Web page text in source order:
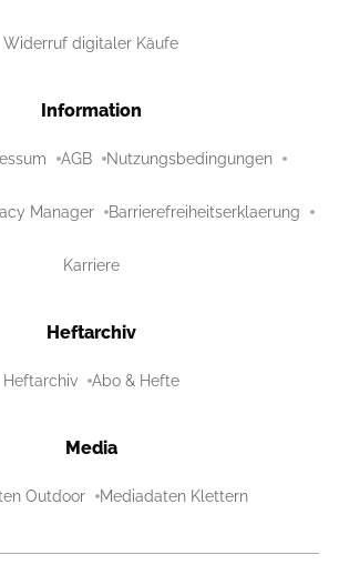
Widerruf digitaler Käufe
Information
AGB Nutzungsbedingungen
Manager Barrierefreiheitserklaerung
Karriere
Heftarchiv
Heftarchiv Abo & Hefte
Media
Outdoor Mediadaten Klettern